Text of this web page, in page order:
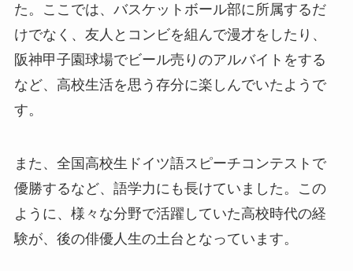
た。ここでは、バスケットボール部に所属するだ
けでなく、友人とコンビを組んで漫才をしたり、
阪神甲子園球場でビール売りのアルバイトをする
など、高校生活を思う存分に楽しんでいたようで
す。
また、全国高校生ドイツ語スピーチコンテストで
優勝するなど、語学力にも長けていました。この
ように、様々な分野で活躍していた高校時代の経
験が、後の俳優人生の土台となっています。